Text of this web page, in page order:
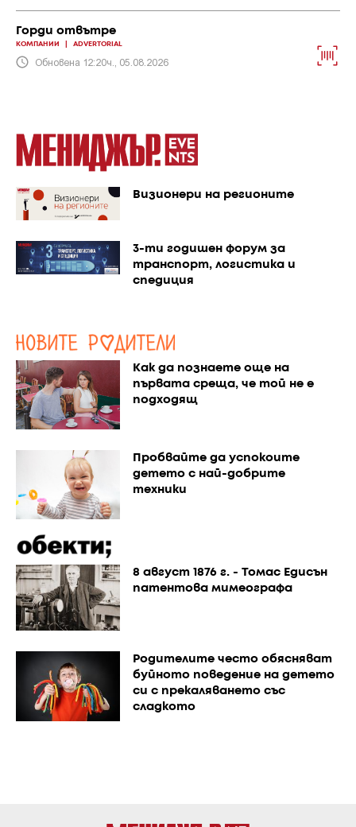
Горди отвътре
КОМПАНИИ ADVERTORIAL
Обновена 12:20ч., 05.08.2026
Визионери на регионите
3-ти годишен форум за
транспорт, логистика и
спедиция
Как да познаете още на
първата среща, че той не е
подходящ
Пробвайте да успокоите
детето с най-добрите
техники
8 август 1876 г. - Томас Едисън
патентова мимеографа
Родителите често обясняват
буйното поведение на детето
си с прекаляването със
сладкото